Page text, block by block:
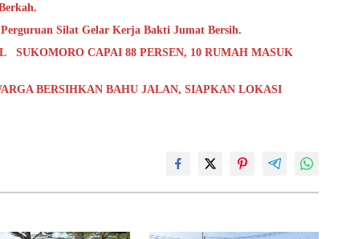
Silat Gelar Kerja Bakti Jumat Bersih.
SUKOMORO CAPAI 88 PERSEN, 10 RUMAH MASUK
BERSIHKAN BAHU JALAN, SIAPKAN LOKASI